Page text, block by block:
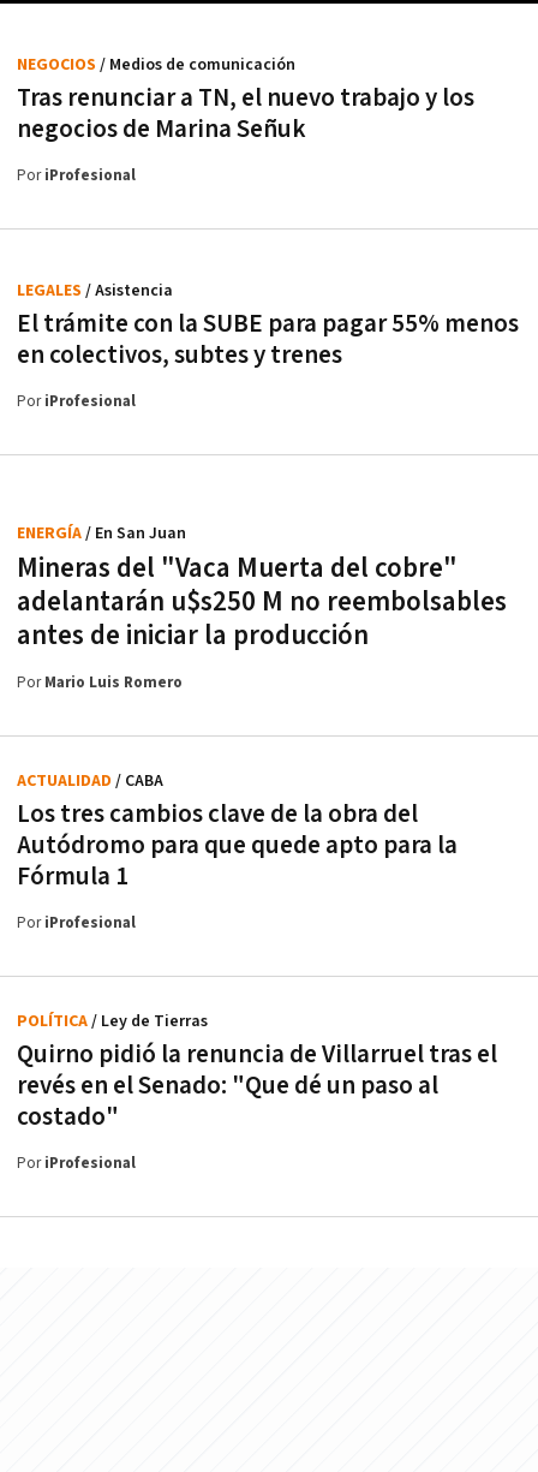
Tras renunciar a TN, el nuevo trabajo y los
negocios de Marina Señuk
NEGOCIOS / Medios de comunicación
PoriProfesional
El trámite con la SUBE para pagar 55% menos
en colectivos, subtes y trenes
LEGALES / Asistencia
PoriProfesional
Mineras del "Vaca Muerta del cobre"
adelantarán u$s250 M no reembolsables
antes de iniciar la producción
ENERGÍA/ En San Juan
PorMario Luis Romero
Los tres cambios clave de la obra del
Autódromo para que quede apto para la
Fórmula 1
ACTUALIDAD / CABA
PoriProfesional
Quirno pidió la renuncia de Villarruel tras el
revés en el Senado: "Que dé un paso al
costado"
POLÍTICA/ Ley de Tierras
PoriProfesional